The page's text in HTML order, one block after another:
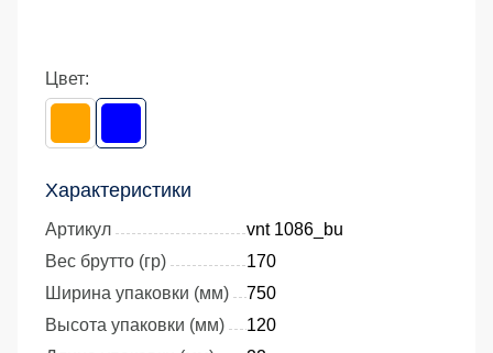
Цвет:
Характеристики
Артикул
vnt 1086_bu
Вес брутто (гр)
170
Ширина упаковки (мм)
750
Высота упаковки (мм)
120